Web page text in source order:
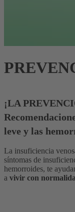
¡LA
leve y las
La insuficiencia
síntomas de
hemorroides, te
a vivir con